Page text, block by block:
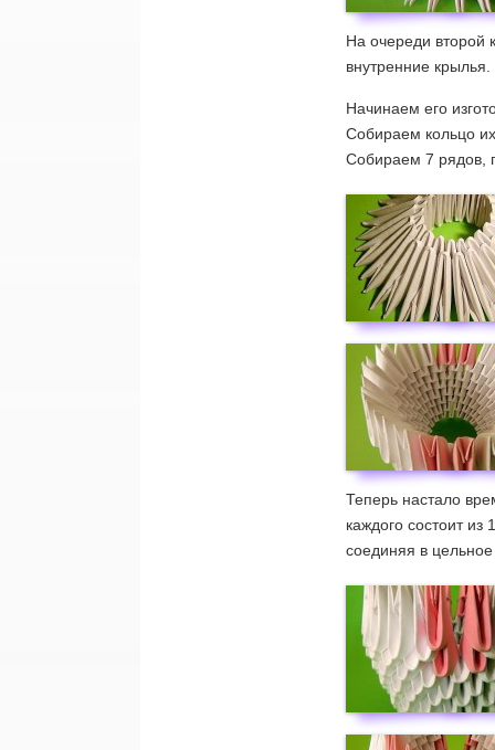
На очереди второй
внутренние крылья.
Начинаем его
Собираем кольцо
Собираем 7 рядов,
Теперь настало
каждого состоит
соединяя в цельное